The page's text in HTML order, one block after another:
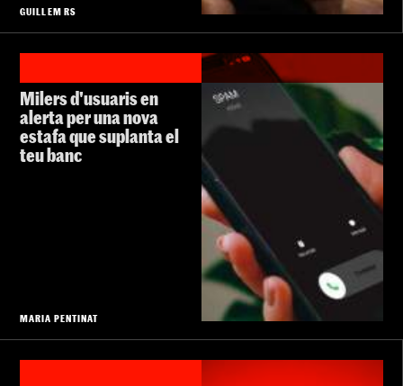
GUILLEM RS
Milers d'usuaris en
alerta per una nova
estafa que suplanta el
teu banc
MARIA PENTINAT